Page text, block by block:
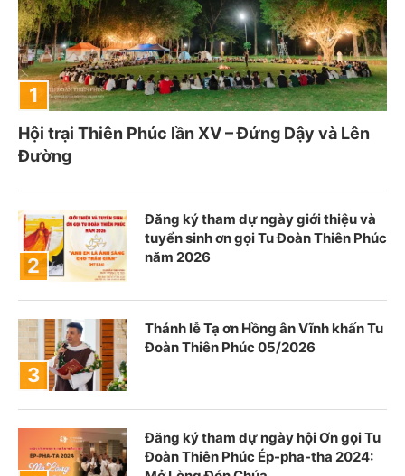
Hội trại Thiên Phúc lần XV – Đứng Dậy và Lên
Đường
Đăng ký tham dự ngày giới thiệu và
tuyển sinh ơn gọi Tu Đoàn Thiên Phúc
năm 2026
Thánh lễ Tạ ơn Hồng ân Vĩnh khấn Tu
Đoàn Thiên Phúc 05/2026
Đăng ký tham dự ngày hội Ơn gọi Tu
Đoàn Thiên Phúc Ép-pha-tha 2024: